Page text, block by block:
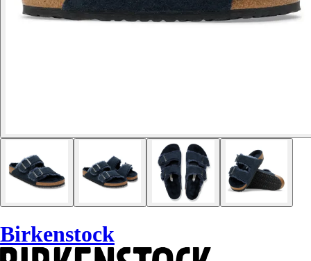
Birkenstock